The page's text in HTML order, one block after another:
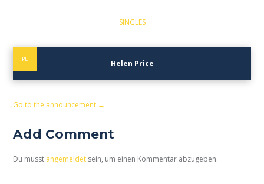
SINGLES
PL Helen Price
Go to the announcement →
Add Comment
Du musst angemeldet sein, um einen Kommentar abzugeben.